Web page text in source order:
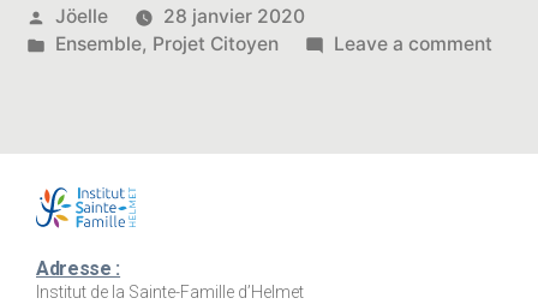
Posted
by
Jöelle
28 janvier 2020
Posted
Ensemble, Projet Citoyen Leave a commenton
les
Adresse :
Institut de la Sainte-Famille d’Helmet